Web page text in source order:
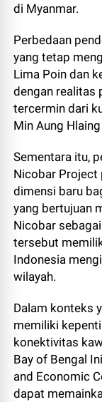
di Myanmar.
Perbedaan
yang tetap
Lima Poin dan
dengan realitas
tercermin dari
Min Aung
Sementara itu,
Nicobar Project
dimensi baru
yang bertujuan
Nicobar
tersebut
Indonesia
wilayah.
Dalam konteks
memiliki
konektivitas
Bay of Bengal
and Economic
dapat